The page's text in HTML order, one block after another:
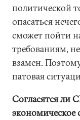
политической
опасаться
сможет пойти
требованиям,
взамен.
патовая
Согласятся ли
экономическое